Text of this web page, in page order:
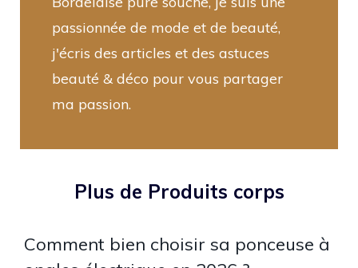
passionnée de mode et de beauté,
j'écris des articles et des astuces
beauté & déco pour vous partager
ma passion.
Plus de Produits corps
Comment bien choisir sa ponceuse à